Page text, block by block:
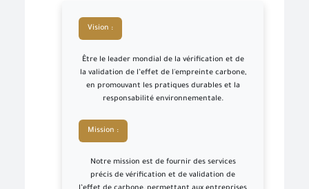
Vision :
Être le leader mondial de la vérification et de
la validation de l’effet de l'empreinte carbone,
en promouvant les pratiques durables et la
responsabilité environnementale.
Mission :
Notre mission est de fournir des services
précis de vérification et de validation de